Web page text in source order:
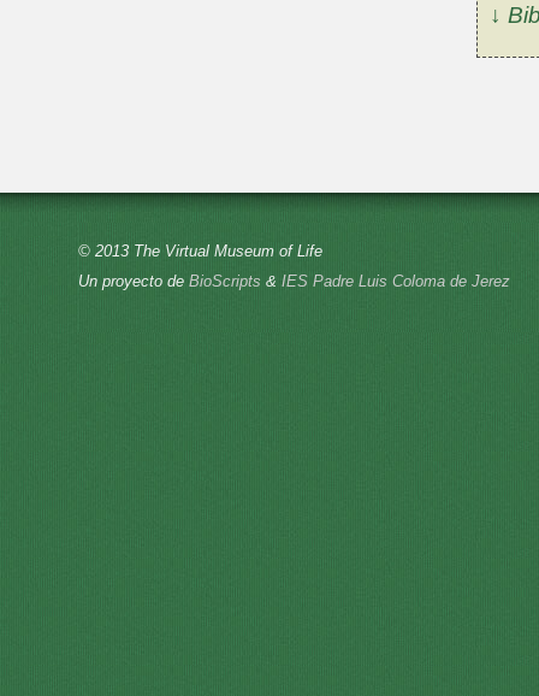
↓
© 2013 The Virtual Museum of Life
Un proyecto de BioScripts & IES Padre Luis Coloma de Jerez